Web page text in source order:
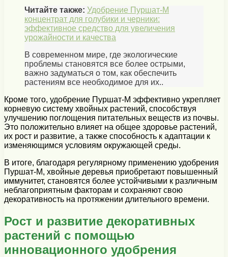
Читайте также: Удобрение Пуршат-М
концентрат для голубики и черники:
эффективное средство для увеличения
урожайности и качества
В современном мире, где экологические
проблемы становятся все более острыми,
важно задуматься о том, как обеспечить
растениям все необходимое для их..
Кроме того, удобрение Пуршат-М эффективно укрепляет
корневую систему хвойных растений, способствуя
улучшению поглощения питательных веществ из почвы.
Это положительно влияет на общее здоровье растений,
их рост и развитие, а также способность к адаптации к
изменяющимся условиям окружающей среды.
В итоге, благодаря регулярному применению удобрения
Пуршат-М, хвойные деревья приобретают повышенный
иммунитет, становятся более устойчивыми к различным
неблагоприятным факторам и сохраняют свою
декоративность на протяжении длительного времени.
Рост и развитие декоративных
растений с помощью
инновационного удобрения